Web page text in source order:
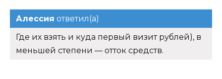
Алессия ответил(а)
Где их взять и куда первый визит рублей), в
меньшей степени — отток средств.